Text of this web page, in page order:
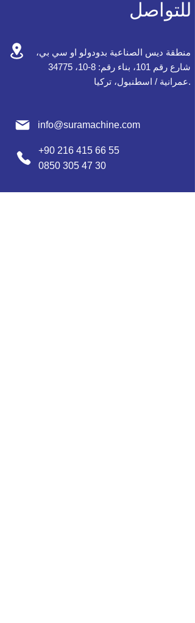
للتواصل
منطقة ديس الصناعية بدودولو او سي بي،
شارع رقم 101، بناء رقم: 8-10، 34775
عمرانية / اسطنبول، تركيا.
info@suramachine.com
+90 216 415 66 55
0850 305 47 30